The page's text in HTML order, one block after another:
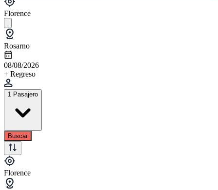
Florence
Rosarno
08/08/2026
+ Regreso
1 Pasajero
Buscar
Florence